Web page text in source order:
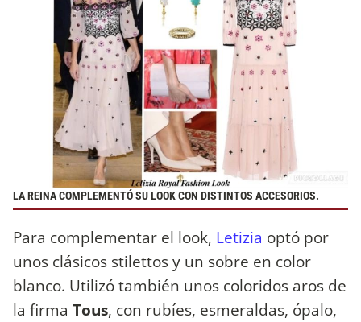
LA REINA COMPLEMENTÓ SU LOOK CON DISTINTOS ACCESORIOS.
Para complementar el look, Letizia optó por
unos clásicos stilettos y un sobre en color
blanco. Utilizó también unos coloridos aros de
la firma Tous, con rubíes, esmeraldas, ópalo,